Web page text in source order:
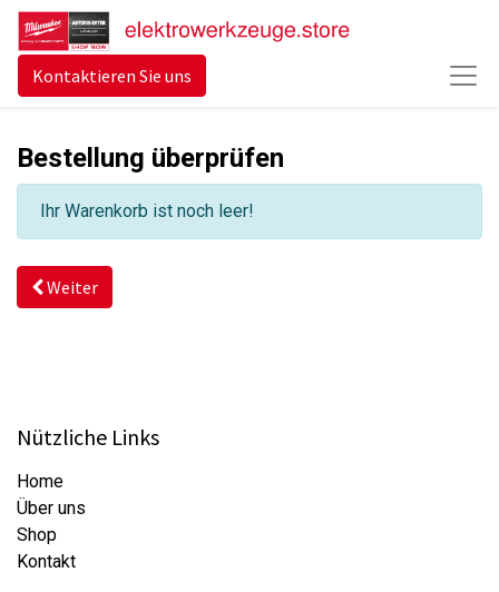
Kontaktieren Sie uns
Bestellung überprüfen
Ihr Warenkorb ist noch leer!
Weiter
Nützliche Links
Home
Über uns
Shop
Kontakt